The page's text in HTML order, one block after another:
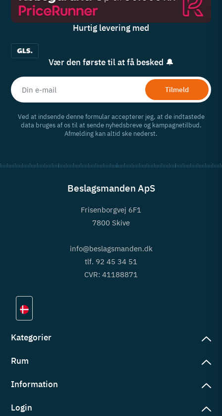
Hurtig levering med
Vær den første til at få besked 🔔
Tilmeld
Ved at indsende denne formular accepterer jeg, at de indtastede
data bruges af os til at sende nyhedsbreve og kampagnetilbud.
Afmelding kan altid ske nederst.
Beslagsmanden ApS
Frisenborgvej 6F1
7800 Skive
info@beslagsmanden.dk
tlf. 92 45 34 51
CVR: 41188871
Kategorier
Rum
Information
Login